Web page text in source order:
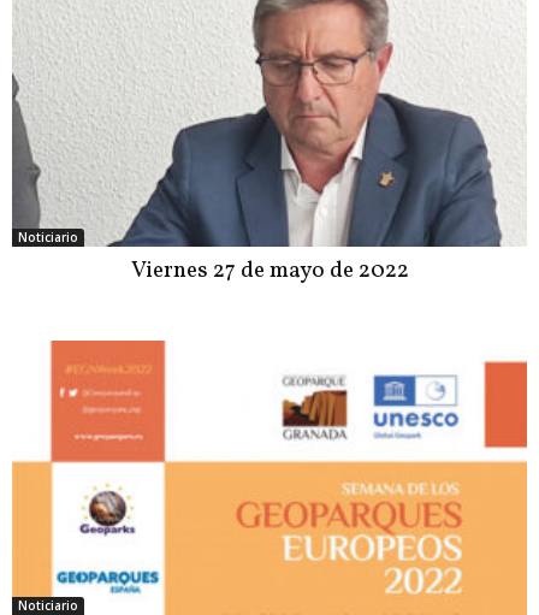
Noticiario
Viernes 27 de mayo de 2022
Noticiario